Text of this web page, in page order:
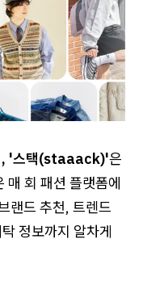
, '스택(staaack)'은
매 회 패션 플랫폼에
랜드 추천, 트렌드
정보까지 알차게